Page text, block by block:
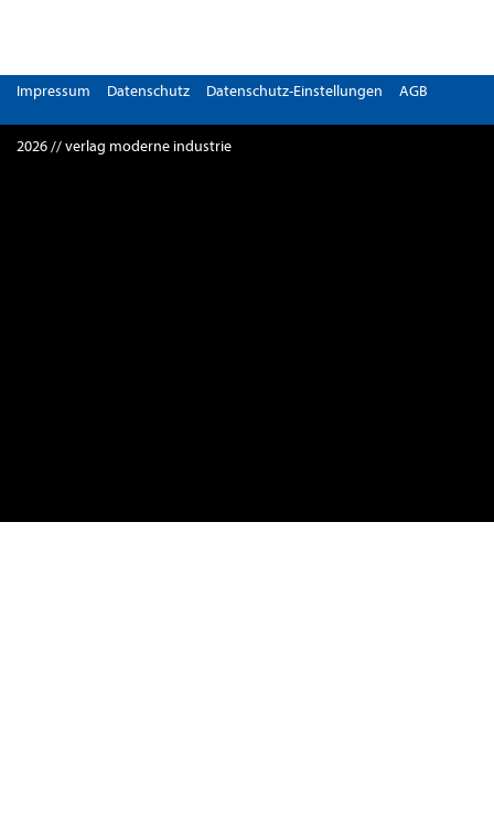
Impressum Datenschutz Datenschutz-Einstellungen AGB
2026 // verlag moderne industrie